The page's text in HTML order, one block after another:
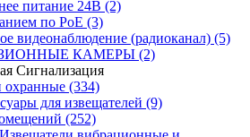
питание 24В (2)
по PoE (3)
видеонаблюдение (радиоканал) (5)
КАМЕРЫ (2)
Сигнализация
охранные (334)
для извещателей (9)
(252)